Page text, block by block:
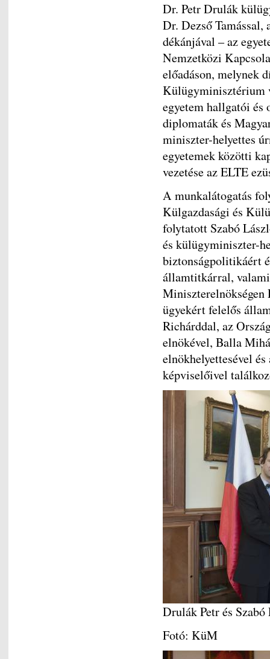
Dr. Petr Drulák
Dr. Dezső
dékánjával – az
Nemzetközi
előadáson, melynek
Külügyminisztérium
egyetem hallgatói és
diplomaták és
miniszter-helyettes
egyetemek közötti
vezetése az ELTE
A munkalátogatás
Külgazdasági és
folytatott Szabó
és külügyminiszter-
biztonságpolitikáért
államtitkárral,
Miniszterelnökségen
ügyekért felelős
Richárddal, az
elnökével, Balla
elnökhelyettesével
képviselőivel
Drulák Petr és
Fotó: KüM